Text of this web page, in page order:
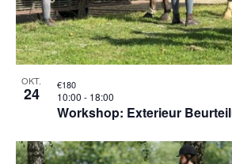
OKT.
24
Workshop: Exterieur
10:00 - 18:00
€180